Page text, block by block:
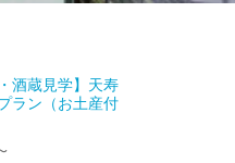
酒蔵見学】天寿
ラン（お土産付